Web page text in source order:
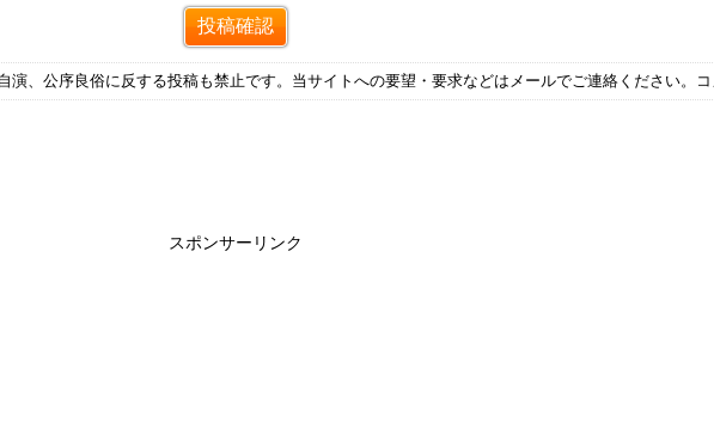
、公序良俗に反する投稿も禁止です。当サイトへの要望・要求などはメールでご連絡ください。
スポンサーリンク